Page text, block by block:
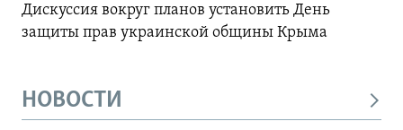
Дискуссия вокруг планов установить День
защиты прав украинской общины Крыма
НОВОСТИ